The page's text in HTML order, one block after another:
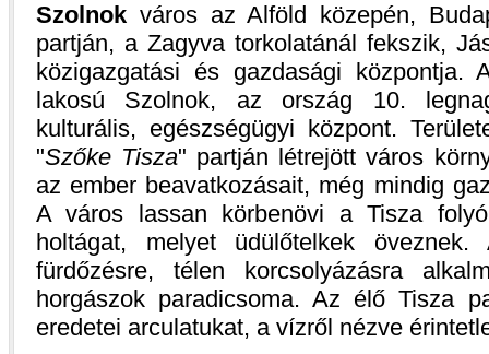
Szolnok város az Alföld közepén,
partján, a Zagyva torkolatánál fekszik,
közigazgatási és gazdasági központja.
lakosú Szolnok, az ország 10.
kulturális, egészségügyi központ.
Szőke Tisza
partján létrejött város
az ember beavatkozásait, még mindig
A város lassan körbenövi a Tisza
holtágat, melyet üdülőtelkek
fürdőzésre, télen korcsolyázásra
horgászok paradicsoma. Az élő Tisza
eredetei arculatukat, a vízről nézve